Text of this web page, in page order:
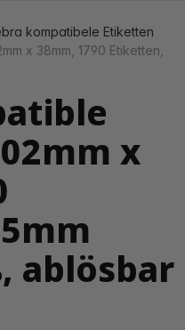
kompatibele Etiketten
x 38mm, 1790 Etiketten,
x
ablösbar